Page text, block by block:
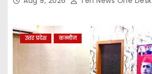
उत्तर प्रदेश कन्नौज